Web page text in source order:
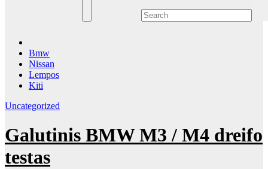
Bmw
Nissan
Lempos
Kiti
Uncategorized
Galutinis BMW M3 / M4 dreifo
testas